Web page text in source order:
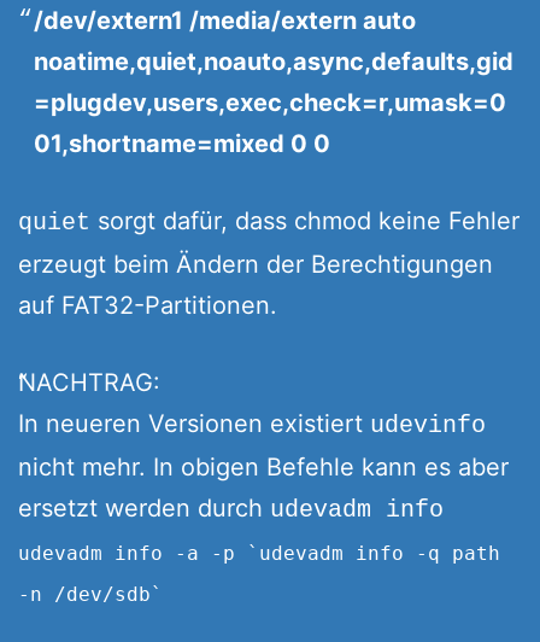
/dev/extern1 /media/extern auto
noatime,quiet,noauto,async,defaults,gid
=plugdev,users,exec,check=r,umask=0
01,shortname=mixed 0 0
quiet sorgt dafür, dass chmod keine Fehler
erzeugt beim Ändern der Berechtigungen
auf FAT32-Partitionen.
NACHTRAG:
In neueren Versionen existiert udevinfo
nicht mehr. In obigen Befehle kann es aber
ersetzt werden durch udevadm info
udevadm info -a -p `udevadm info -q path
-n /dev/sdb`